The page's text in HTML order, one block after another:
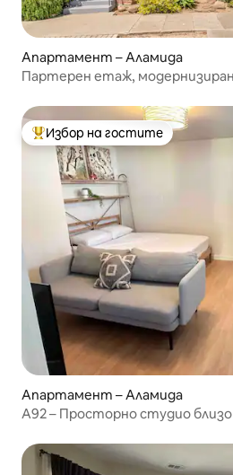
Апартамент – Аламида
Партерен етаж,
Най-популярен избор на
Избор на гостите
Апартамент – Аламида
A92 – Просторно студио